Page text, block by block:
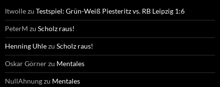
Itwollezu Testspiel: Grün-Weiß Piesteritz vs. RB Leipzig 1:6
PeterM zu Scholz raus!
Henning Uhlezu Scholz raus!
Oskar Görnerzu Mentales
NullAhnungzu Mentales